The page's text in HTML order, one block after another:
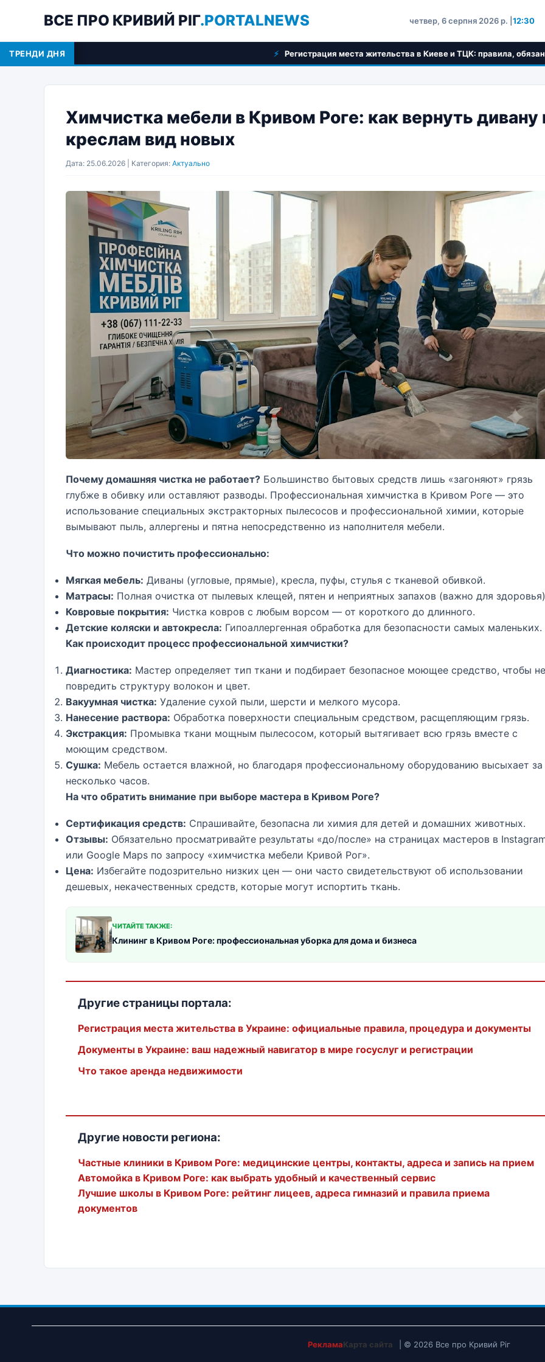
ВСЕ ПРО КРИВИЙ РІГ.PORTALNEWS четвер, 6 серпня 2026 р. |12:30
ТРЕНДИ ДНЯ Регистрация места жительства в Киеве и ТЦК: правила, обязанности и
Химчистка мебели в Кривом Роге: как вернуть дивану
креслам вид новых
Дата: 25.06.2026 | Категория: Актуально
Почему домашняя чистка не работает? Большинство бытовых средств лишь «загоняют» грязь
глубже в обивку или оставляют разводы. Профессиональная химчистка в Кривом Роге — это
использование специальных экстракторных пылесосов и профессиональной химии, которые
вымывают пыль, аллергены и пятна непосредственно из наполнителя мебели.
Что можно почистить профессионально:
Мягкая мебель: Диваны (угловые, прямые), кресла, пуфы, стулья с тканевой обивкой.
Матрасы: Полная очистка от пылевых клещей, пятен и неприятных запахов (важно для
Ковровые покрытия: Чистка ковров с любым ворсом — от короткого до длинного.
Детские коляски и автокресла: Гипоаллергенная обработка для безопасности самых маленьких.
Как происходит процесс профессиональной химчистки?
Диагностика: Мастер определяет тип ткани и подбирает безопасное моющее средство, чтобы не
повредить структуру волокон и цвет.
Вакуумная чистка: Удаление сухой пыли, шерсти и мелкого мусора.
Нанесение раствора: Обработка поверхности специальным средством, расщепляющим грязь.
Экстракция: Промывка ткани мощным пылесосом, который вытягивает всю грязь вместе с
моющим средством.
Сушка: Мебель остается влажной, но благодаря профессиональному оборудованию высыхает за
несколько часов.
На что обратить внимание при выборе мастера в Кривом Роге?
Сертификация средств: Спрашивайте, безопасна ли химия для детей и домашних животных.
Отзывы: Обязательно просматривайте результаты «до/после» на страницах мастеров в
или Google Maps по запросу «химчистка мебели Кривой Рог».
Цена: Избегайте подозрительно низких цен — они часто свидетельствуют об использовании
дешевых, некачественных средств, которые могут испортить ткань.
ЧИТАЙТЕ ТАКЖЕ:
Клининг в Кривом Роге: профессиональная уборка для дома и бизнеса
Другие страницы портала:
Регистрация места жительства в Украине: официальные правила, процедура и документы
Документы в Украине: ваш надежный навигатор в мире госуслуг и регистрации
Что такое аренда недвижимости
Другие новости региона:
Частные клиники в Кривом Роге: медицинские центры, контакты, адреса и запись на прием
Автомойка в Кривом Роге: как выбрать удобный и качественный сервис
Лучшие школы в Кривом Роге: рейтинг лицеев, адреса гимназий и правила приема
документов
РекламаКарта сайта | © 2026 Все про Кривий Ріг